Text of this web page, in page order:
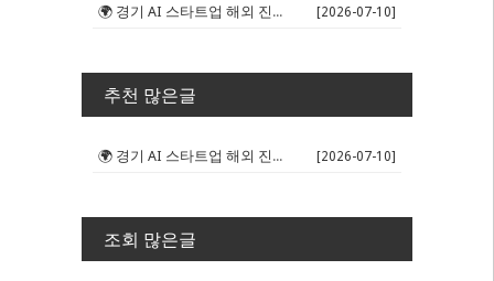
🌍 경기 AI 스타트업 해외 진출 판... [2026-07-10]
추천 많은글
🌍 경기 AI 스타트업 해외 진출 판... [2026-07-10]
조회 많은글